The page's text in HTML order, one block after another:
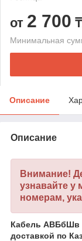
от 2 700
Минимальная
Описание
Описание
Внимание!
узнавайте у
номерам,
Кабель АВБбШв
доставкой по